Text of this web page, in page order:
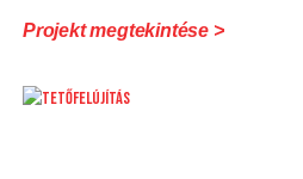
Projekt megtekintése >